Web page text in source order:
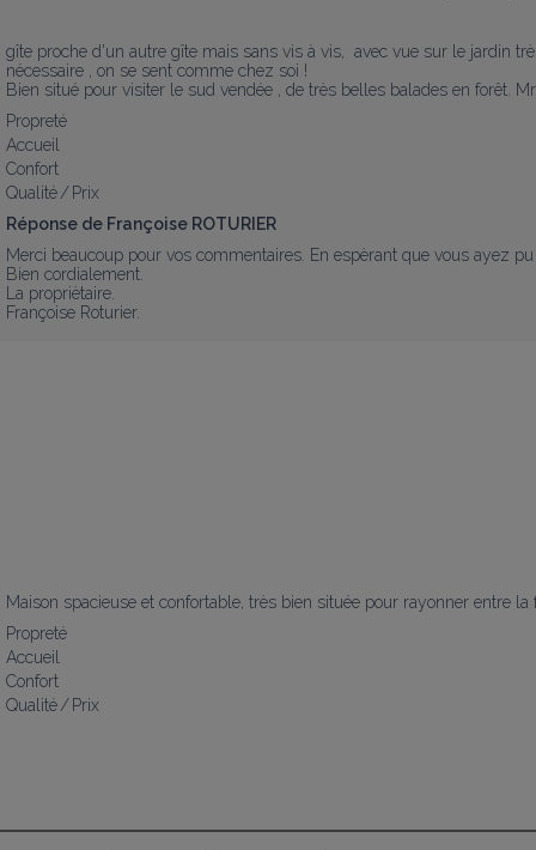
gîte proche d'un autre gîte mais sans vis à vis,  avec vue sur le jardin
nécessaire , on se sent comme chez soi !
Bien situé pour visiter le sud vendée , de très belles balades en forêt.
Propreté
Accueil
Confort
Qualité / Prix
Réponse de Françoise ROTURIER
Merci beaucoup pour vos commentaires. En espèrant que vous ayez
Bien cordialement.
La propriètaire.
Françoise Roturier.
Maison spacieuse et confortable, très bien située pour rayonner entre
Propreté
Accueil
Confort
Qualité / Prix